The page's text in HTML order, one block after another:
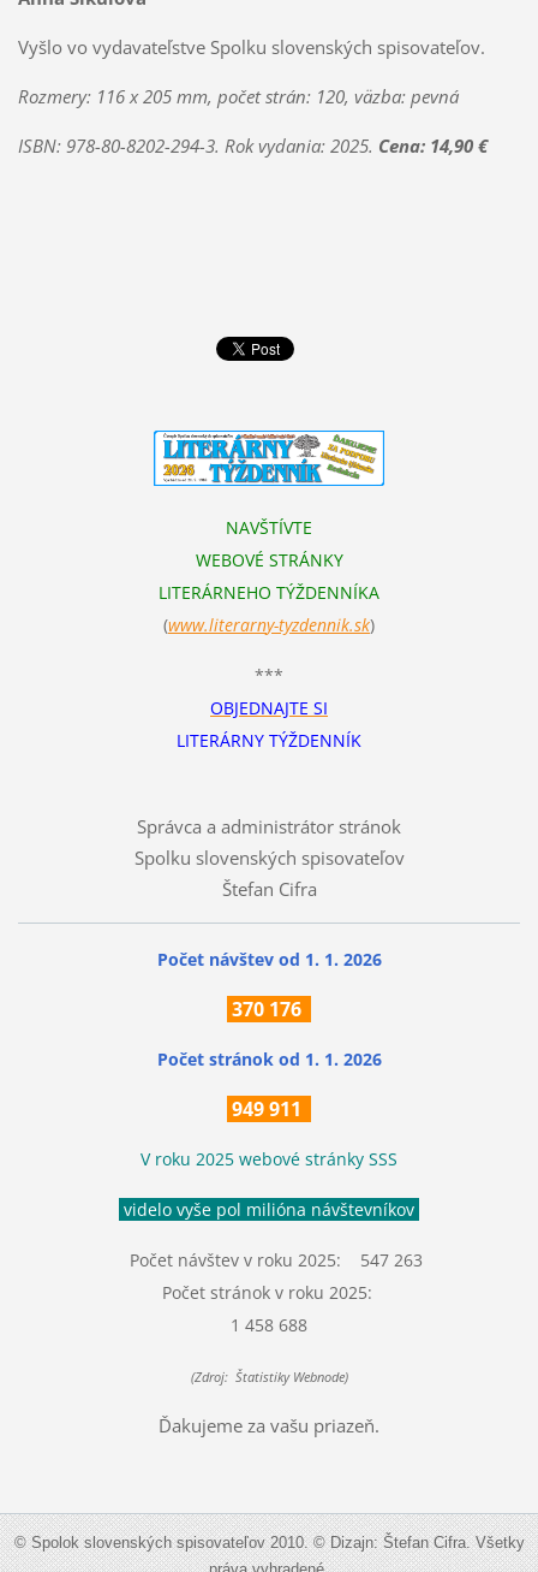
Vyšlo vo vydavateľstve Spolku slovenských spisovateľov.
Rozmery: 116 x 205 mm, počet strán: 120, väzba: pevná
ISBN: 978-80-8202-294-3. Rok vydania: 2025. Cena: 14,90 €
NAVŠTÍVTE
WEBOVÉ STRÁNKY
LITERÁRNEHO TÝŽDENNÍKA
(www.literarny-tyzdennik.sk)
***
OBJEDNAJTE SI
LITERÁRNY TÝŽDENNÍK
Správca a administrátor stránok
Spolku slovenských spisovateľov
Štefan Cifra
Počet návštev od 1. 1. 2026
370 176
Počet stránok od 1. 1. 2026
949 911
V roku 2025 webové stránky SSS
videlo vyše pol milióna návštevníkov
Počet návštev v roku 2025: 547 263
Počet stránok v roku 2025:
1 458 688
(Zdroj: Štatistiky Webnode)
Ďakujeme za vašu priazeň.
© Spolok slovenských spisovateľov 2010. © Dizajn: Štefan Cifra. Všetky